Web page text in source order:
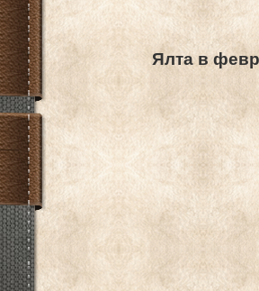
Ялта в